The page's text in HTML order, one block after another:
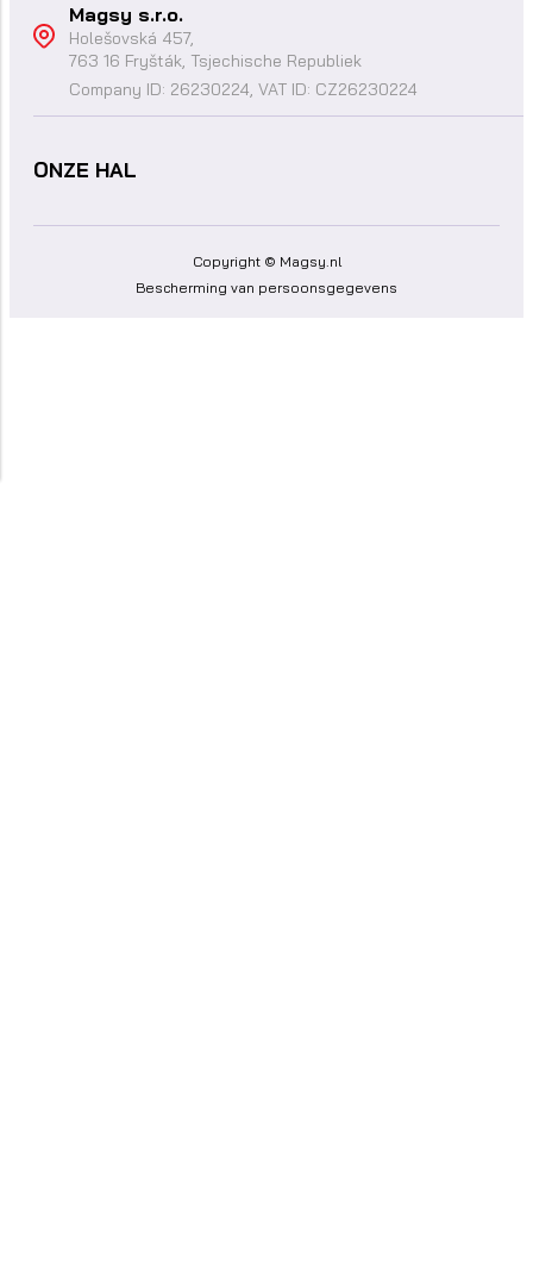
Magsy s.r.o.
Holešovská 457,
763 16 Fryšták, Tsjechische Republiek
Company ID: 26230224, VAT ID: CZ26230224
ONZE HAL
Copyright © Magsy.nl
Bescherming van persoonsgegevens